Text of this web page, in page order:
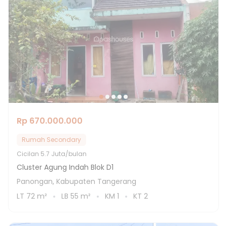
Rp 670.000.000
Rumah Secondary
Cicilan 5.7 Juta/bulan
Cluster Agung Indah Blok D1
Panongan, Kabupaten Tangerang
LT 72 m² LB 55 m² KM 1 KT 2